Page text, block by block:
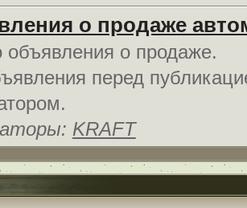
о продаже
объявления о продаже.
перед
KRAFT